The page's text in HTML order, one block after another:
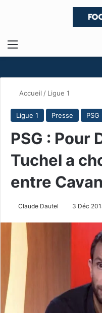
Menu
Accueil / Ligue 1
Ligue 1 Presse PSG
PSG : Pour
Tuchel a
entre
Claude Dautel 3 Déc